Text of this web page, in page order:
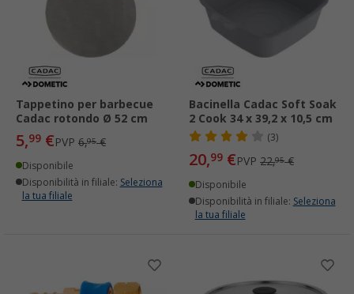
Tappetino per barbecue
Cadac rotondo Ø 52 cm
5,99 €PVP 6,95€
Disponibile
Disponibilità in filiale: Seleziona
la tua filiale
Bacinella Cadac Soft Soak
2 Cook 34 x 39,2 x 10,5 cm
(3)
20,99 €PVP 22,95€
Disponibile
Disponibilità in filiale: Seleziona
la tua filiale